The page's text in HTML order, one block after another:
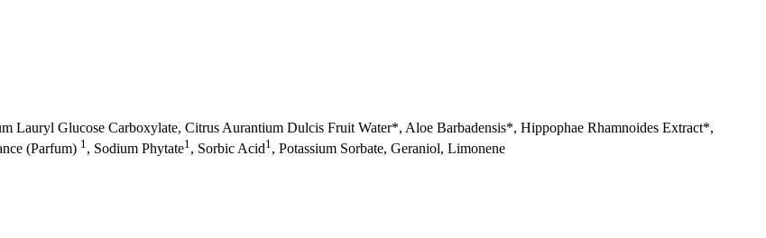
Lauryl Glucose Carboxylate, Citrus Aurantium Dulcis Fruit Water*, Aloe Barbadensis*, Hippophae Rhamnoides Extract*,
(Parfum) 1 , Sodium Phytate1 , Sorbic Acid1 , Potassium Sorbate, Geraniol, Limonene